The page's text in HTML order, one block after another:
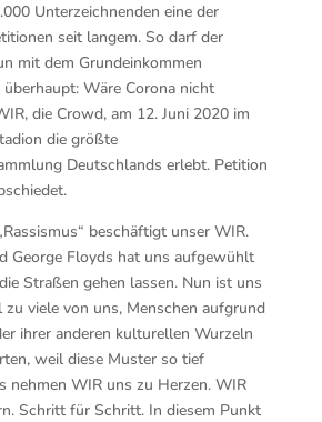
Unterzeichnenden eine der
seit langem. So darf der
mit dem Grundeinkommen
Wäre Corona nicht
die Crowd, am 12. Juni 2020 im
die größte
Deutschlands erlebt. Petition
beschäftigt unser WIR.
George Floyds hat uns aufgewühlt
Straßen gehen lassen. Nun ist uns
zu viele von uns, Menschen aufgrund
ihrer anderen kulturellen Wurzeln
weil diese Muster so tief
nehmen WIR uns zu Herzen. WIR
Schritt für Schritt. In diesem Punkt